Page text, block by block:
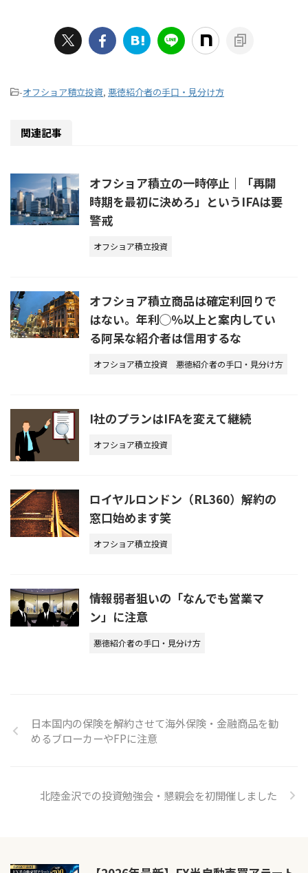
-オフショア積立投資, 悪徳紹介者の手口・見分け方
関連記事
オフショア積立の一時停止｜「再開
時期を最初に決めろ」というIFAは要
警戒
オフショア積立投資
オフショア積立商品は確定利回りで
はない。年利◯％以上と案内してい
る阿呆な紹介者は信用するな
オフショア積立投資 悪徳紹介者の手口・見分け方
I社のプランはIFAを変えて継続
オフショア積立投資
ロイヤルロンドン（RL360）解約の
窓口始めます笑
オフショア積立投資
情報弱者狙いの「なんでも営業マ
ン」に注意
悪徳紹介者の手口・見分け方
日本国内の保険を解約させて海外保険・金融商品を勧
めるブローカーやFPに注意
北陸金沢での投資勉強会・懇親会を初開催しました